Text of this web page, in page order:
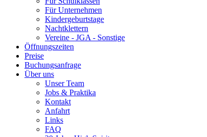
Für Unternehmen
Kindergeburtstage
Nachtklettern
Vereine - JGA - Sonstige
Öffnungszeiten
Preise
Buchungsanfrage
Über uns
Unser Team
Jobs & Praktika
Kontakt
Anfahrt
Links
FAQ